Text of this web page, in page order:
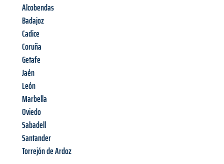
Alcobendas
Badajoz
Cadice
Coruña
Getafe
Jaén
León
Marbella
Oviedo
Sabadell
Santander
Torrejón de Ardoz